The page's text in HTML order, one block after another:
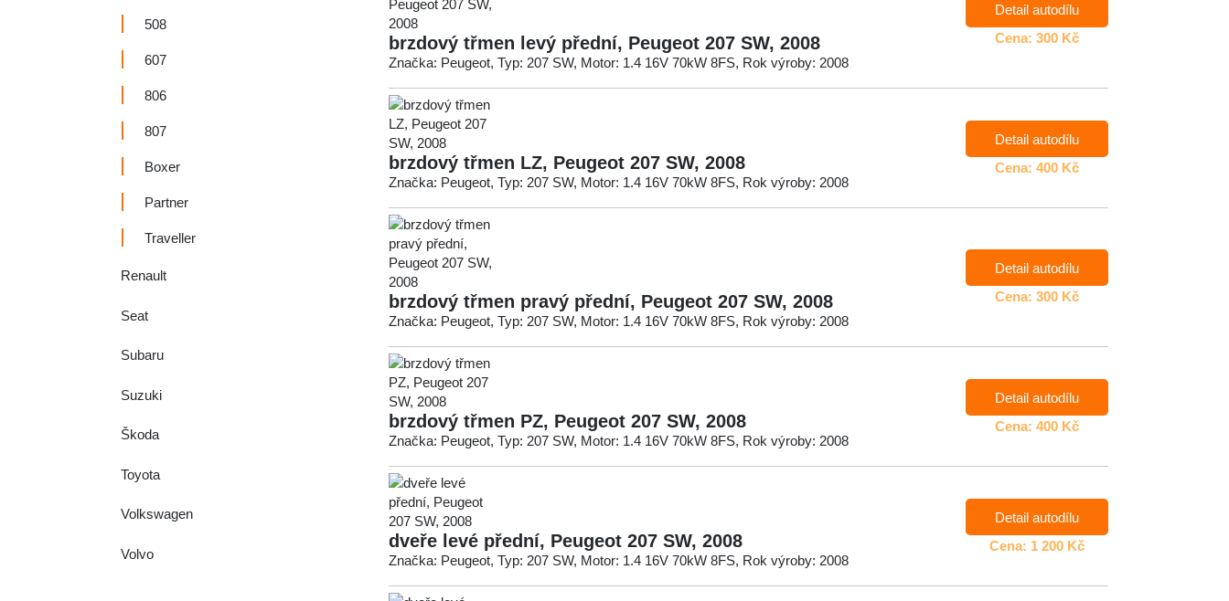
508
607
806
807
Boxer
Partner
Traveller
Renault
Seat
Subaru
Suzuki
Škoda
Toyota
Volkswagen
Volvo
brzdový třmen levý přední, Peugeot 207 SW, 2008
Značka: Peugeot, Typ: 207 SW, Motor: 1.4 16V 70kW 8FS, Rok výroby: 2008
Detail autodílu
Cena: 300 Kč
brzdový třmen LZ, Peugeot 207 SW, 2008
Značka: Peugeot, Typ: 207 SW, Motor: 1.4 16V 70kW 8FS, Rok výroby: 2008
Detail autodílu
Cena: 400 Kč
brzdový třmen pravý přední, Peugeot 207 SW, 2008
Značka: Peugeot, Typ: 207 SW, Motor: 1.4 16V 70kW 8FS, Rok výroby: 2008
Detail autodílu
Cena: 300 Kč
brzdový třmen PZ, Peugeot 207 SW, 2008
Značka: Peugeot, Typ: 207 SW, Motor: 1.4 16V 70kW 8FS, Rok výroby: 2008
Detail autodílu
Cena: 400 Kč
dveře levé přední, Peugeot 207 SW, 2008
Značka: Peugeot, Typ: 207 SW, Motor: 1.4 16V 70kW 8FS, Rok výroby: 2008
Detail autodílu
Cena: 1 200 Kč